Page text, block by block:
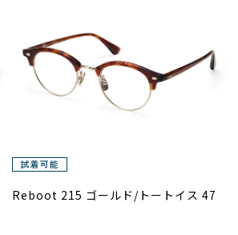
Reboot 215 ゴールド/トートイス 47